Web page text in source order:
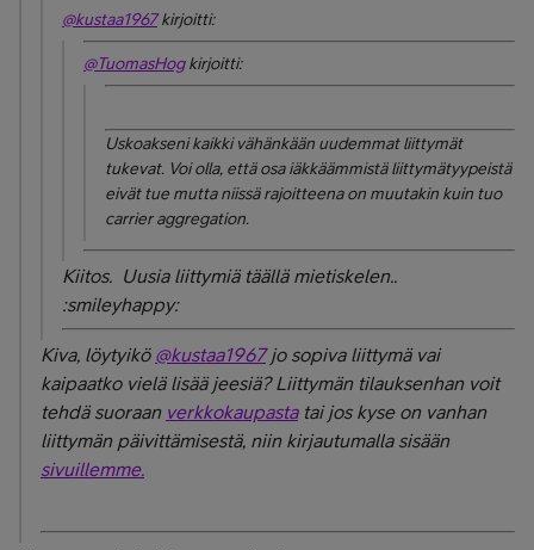
@kustaa1967kirjoitti:
@TuomasHogkirjoitti:
Uskoakseni kaikki vähänkään uudemmat liittymät
tukevat. Voi olla, että osa iäkkäämmistä liittymätyypeistä
eivät tue mutta niissä rajoitteena on muutakin kuin tuo
carrier aggregation.
Kiitos. Uusia liittymiä täällä mietiskelen..
:smileyhappy:
Kiva, löytyikö @kustaa1967jo sopiva liittymä vai
kaipaatko vielä lisää jeesiä? Liittymän tilauksenhan voit
tehdä suoraan verkkokaupastatai jos kyse on vanhan
liittymän päivittämisestä, niin kirjautumalla sisään
sivuillemme.